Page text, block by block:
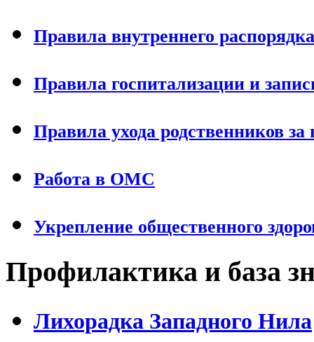
Правила внутреннего
Правила госпитализации и
Правила ухода родственников
Работа в ОМС
Укрепление общественного
Профилактика и база
Лихорадка Западного Нила